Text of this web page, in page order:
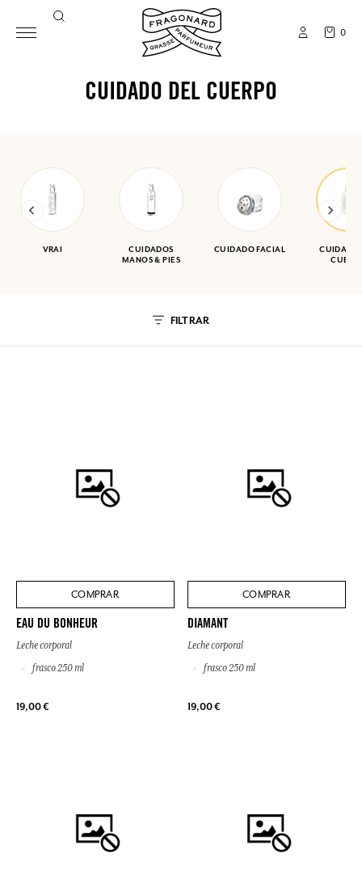
0
CUIDADO DEL CUERPO
VRAI
CUIDADOS
MANOS & PIES
CUIDADO FACIAL
CUIDADO
FILTRAR
COMPRAR
EAU DU BONHEUR
Leche corporal
frasco 250 ml
19,00 €
COMPRAR
DIAMANT
Leche corporal
frasco 250 ml
19,00 €